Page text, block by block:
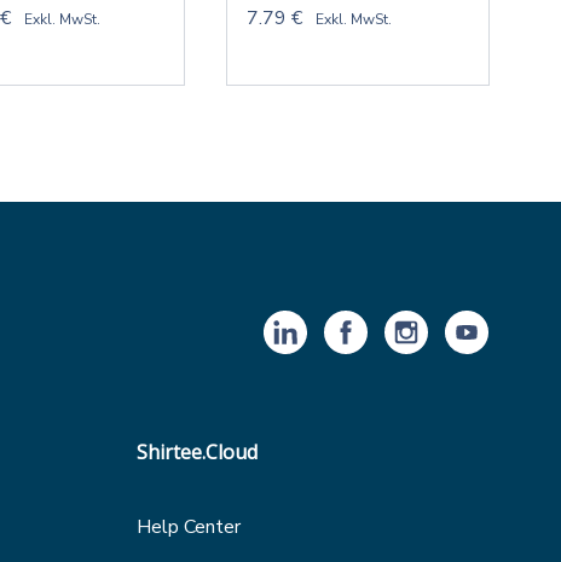
Exkl. MwSt.
7.79 €
Exkl. MwSt.
Shirtee.Cloud
Help Center